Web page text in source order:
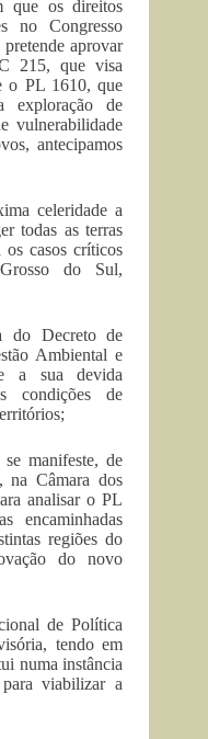
que os direitos
no Congresso
aprovar
215, que visa
o PL 1610, que
exploração de
vulnerabilidade
antecipamos
celeridade a
todas as terras
casos críticos
do Sul,
do Decreto de
Ambiental e
a sua devida
condições de
manifeste, de
na Câmara dos
analisar o PL
encaminhadas
regiões do
do novo
de Política
tendo em
numa instância
para viabilizar a